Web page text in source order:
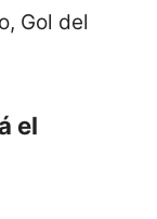
Gol del
el